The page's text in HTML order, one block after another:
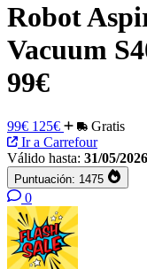
Robot
Vacuum
99€
99€ 125€
Gratis
Ir a Carrefour
Válido hasta: 31/05/2026
Puntuación: 1475
0